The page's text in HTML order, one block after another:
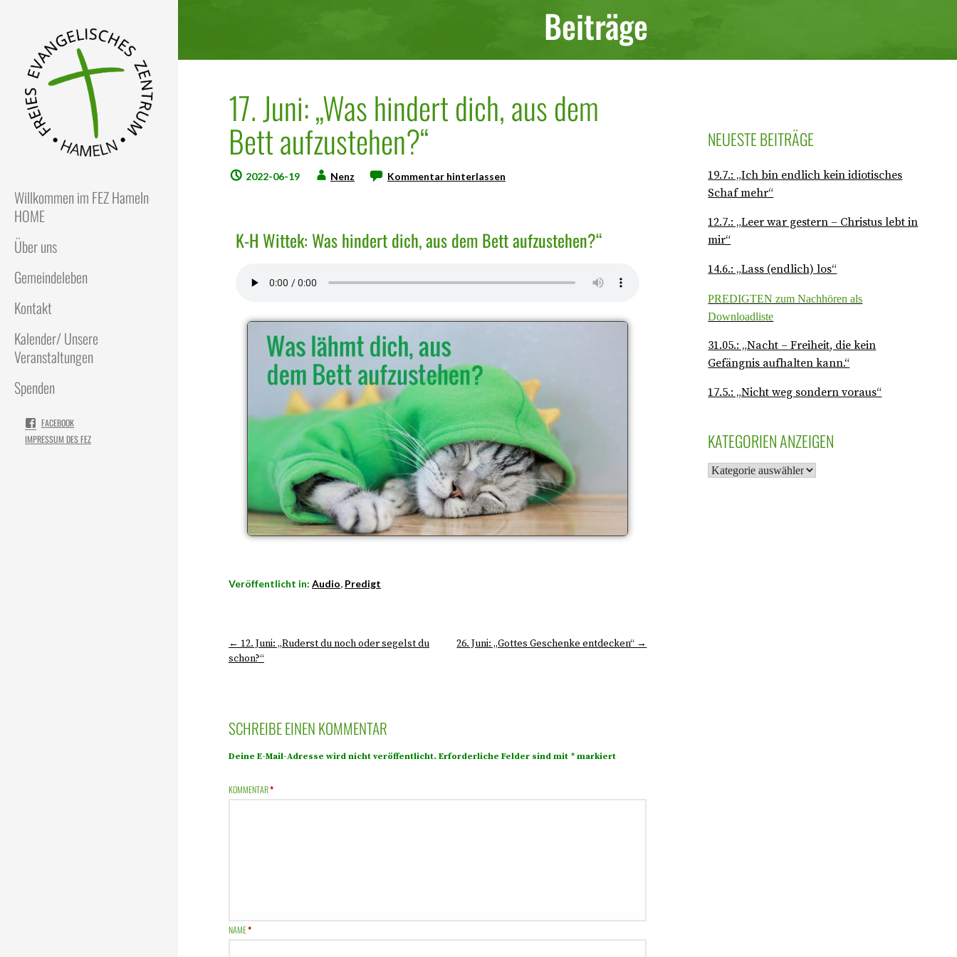
Willkommen im FEZ Hameln
HOME
Über uns
Gemeindeleben
Kontakt
Kalender/ Unsere
Veranstaltungen
Spenden
FACEBOOK
IMPRESSUM DES FEZ
Beiträge
17. Juni: „Was hindert dich, aus dem
Bett aufzustehen?“
2022-06-19 Nenz Kommentar hinterlassen
K-H Wittek: Was hindert dich, aus dem Bett aufzustehen?“
Veröffentlicht in: Audio, Predigt
← 12. Juni: „Ruderst du noch oder segelst du
schon?“
26. Juni: „Gottes Geschenke entdecken“ →
SCHREIBE EINEN KOMMENTAR
Deine E-Mail-Adresse wird nicht veröffentlicht. Erforderliche Felder sind mit * markiert
KOMMENTAR*
NAME*
NEUESTE BEITRÄGE
19.7.: „Ich bin endlich kein idiotisches
Schaf mehr“
12.7.: „Leer war gestern – Christus lebt in
mir“
14.6.: „Lass (endlich) los“
PREDIGTEN zum Nachhören als
Downloadliste
31.05.: „Nacht – Freiheit, die kein
Gefängnis aufhalten kann.“
17.5.: „Nicht weg sondern voraus“
KATEGORIEN ANZEIGEN